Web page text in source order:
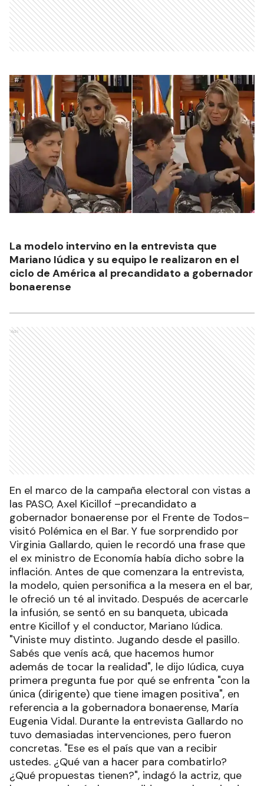
La modelo intervino en la entrevista que
Mariano Iúdica y su equipo le realizaron en el
ciclo de América al precandidato a gobernador
bonaerense
Ads
En el marco de la campaña electoral con vistas a
las PASO, Axel Kicillof –precandidato a
gobernador bonaerense por el Frente de Todos–
visitó Polémica en el Bar. Y fue sorprendido por
Virginia Gallardo, quien le recordó una frase que
el ex ministro de Economía había dicho sobre la
inflación. Antes de que comenzara la entrevista,
la modelo, quien personifica a la mesera en el bar,
le ofreció un té al invitado. Después de acercarle
la infusión, se sentó en su banqueta, ubicada
entre Kicillof y el conductor, Mariano Iúdica.
"Viniste muy distinto. Jugando desde el pasillo.
Sabés que venís acá, que hacemos humor
además de tocar la realidad", le dijo Iúdica, cuya
primera pregunta fue por qué se enfrenta "con la
única (dirigente) que tiene imagen positiva", en
referencia a la gobernadora bonaerense, María
Eugenia Vidal. Durante la entrevista Gallardo no
tuvo demasiadas intervenciones, pero fueron
concretas. "Ese es el país que van a recibir
ustedes. ¿Qué van a hacer para combatirlo?
¿Qué propuestas tienen?", indagó la actriz, que